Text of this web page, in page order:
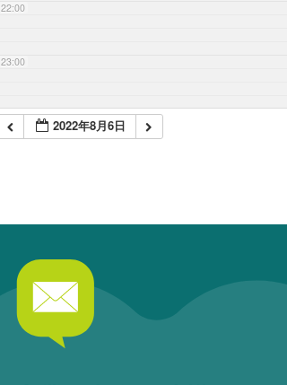
22:00
23:00
2022年8月6日